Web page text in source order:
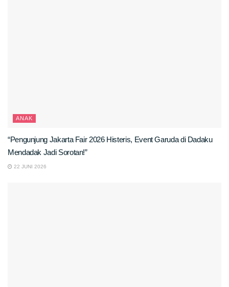
ANAK
“Pengunjung Jakarta Fair 2026 Histeris, Event Garuda di Dadaku
Mendadak Jadi Sorotan!”
22 JUNI 2026